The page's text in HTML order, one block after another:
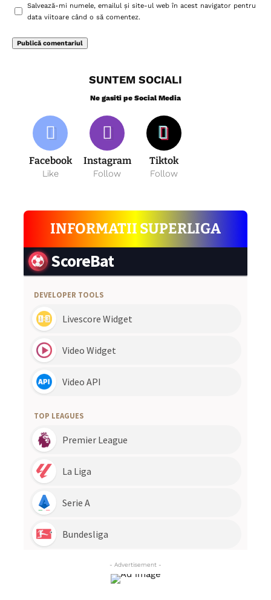
Salvează-mi numele, emailul și site-ul web în acest navigator pentru
data viitoare când o să comentez.
SUNTEM SOCIALI
Ne gasiti pe Social Media
Facebook
Like
Instagram
Follow
Tiktok
Follow
INFORMATII SUPERLIGA
- Advertisement -